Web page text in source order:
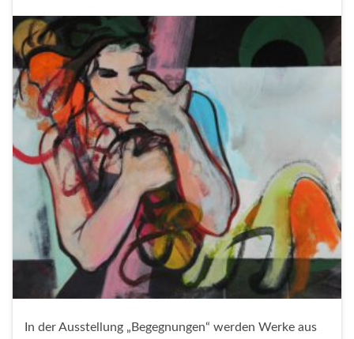
In der Ausstellung „Begegnungen“ werden Werke aus